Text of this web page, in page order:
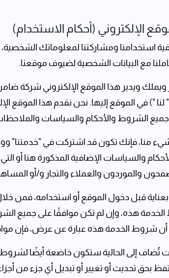
الإلكتروني (أحكام الاستخدام)
استخدامنا ومشاركتنا لمعلوماتك
مع البيانات الشخصية لضيوف موقعنا.
ويدير هذا الموقع الإلكتروني شركة
لنا ") في الموقع إليها. نحن نقدم هذا
الشروط والأحكام والسياسات
منا، فإنك تكون قد اشتركت في "خدمتنا"
والسياسات الإضافية المذكورة هنا أو
والموردون والعملاء والتجار و/أو
قبل دخول الموقع أو استخدامه، فمن
هذه، وإن لم تكن موافقًا على جميع
أن شروط الخدمة هذه عبارة عن عرض،
تُضاف إلى الحالية ستكون خاضعة أيضًا
بحق تحديث أو تغيير أو تبديل أي جزء من